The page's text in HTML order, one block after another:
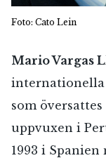
Foto: Cato Lein
Mario Vargas
internationella
som
uppvuxen i
1993 i